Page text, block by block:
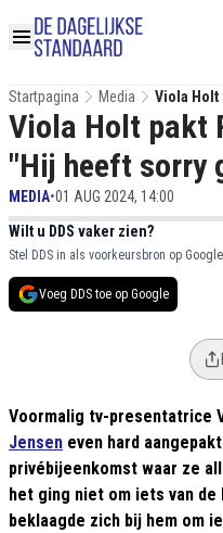
Startpagina Media
Viola Holt
Sorry
Viola Holt pakt
"Hij heeft sorry
MEDIA•01 AUG 2024, 14:00
Wilt u DDS vaker zien?
Stel DDS in als voorkeursbron op
Voeg DDS toe op Google
Voormalig tv-presentatrice
Jensen even hard
privébijeenkomst waar ze
het ging niet om iets van
beklaagde zich bij hem om